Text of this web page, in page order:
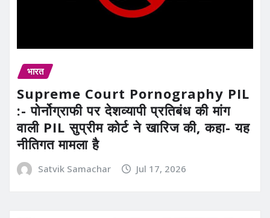
भारत
Supreme Court Pornography PIL
:- पोर्नोग्राफी पर देशव्यापी प्रतिबंध की मांग
वाली PIL सुप्रीम कोर्ट ने खारिज की, कहा- यह
नीतिगत मामला है
Satvik Samachar Jul 17, 2026